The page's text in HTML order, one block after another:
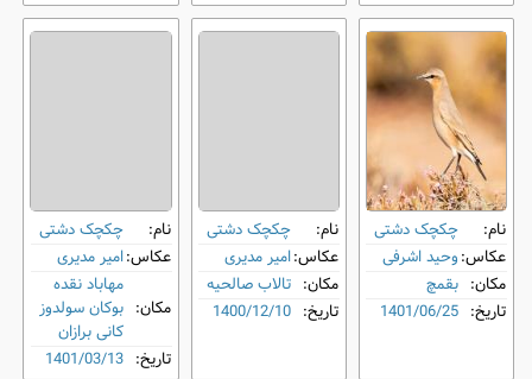
نام:
چکچک دشتی
عکاس:وحید اشرفی
مکان: بقمچ
تاریخ: 1401/06/25
نام:
چکچک دشتی
عکاس:امیر مدیری
مکان: تالاب صالحیه
تاریخ: 1400/12/10
نام:
چکچک دشتی
عکاس:امیر مدیری
مکان:
مهاباد نقده
بوکان سولدوز
کانی برازان
تاریخ: 1401/03/13